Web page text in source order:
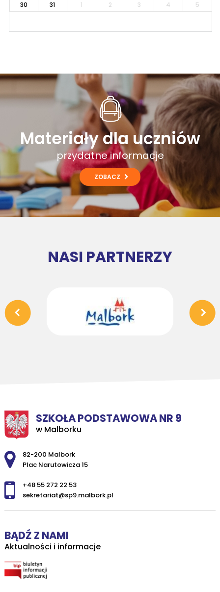
30
31 1 2 3 4 5
Materiały dla uczniów
przydatne informacje
ZOBACZ
NASI PARTNERZY
SZKOŁA PODSTAWOWA NR 9
w Malborku
Adres pocztowy:
82-200 Malbork
Plac Narutowicza 15
+48 55 272 22 53
sekretariat@sp9.malbork.pl
BĄDŹ Z NAMI
Aktualności i informacje